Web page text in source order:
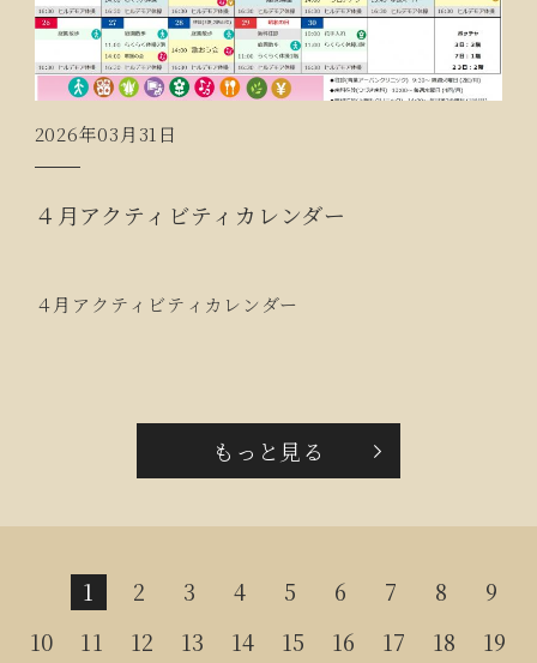
2026年03月31日
４月アクティビティカレンダー
４月アクティビティカレンダー
もっと見る
1 2 3 4 5 6 7 8
9
10
11 12 13 14 15 16 17 18
19